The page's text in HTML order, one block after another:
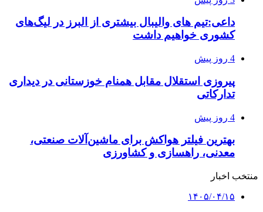
داعی:تیم های والیبال بیشتری از البرز در لیگ‌های
کشوری خواهیم داشت
4 روز پیش
پیروزی استقلال مقابل همنام خوزستانی در دیداری
تدارکاتی
4 روز پیش
بهترین فیلتر هواکش برای ماشین‌آلات صنعتی،
معدنی، راهسازی و کشاورزی
منتخب اخبار
۱۴۰۵/۰۴/۱۵